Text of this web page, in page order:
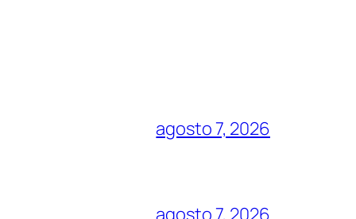
agosto 7, 2026
agosto 7, 2026